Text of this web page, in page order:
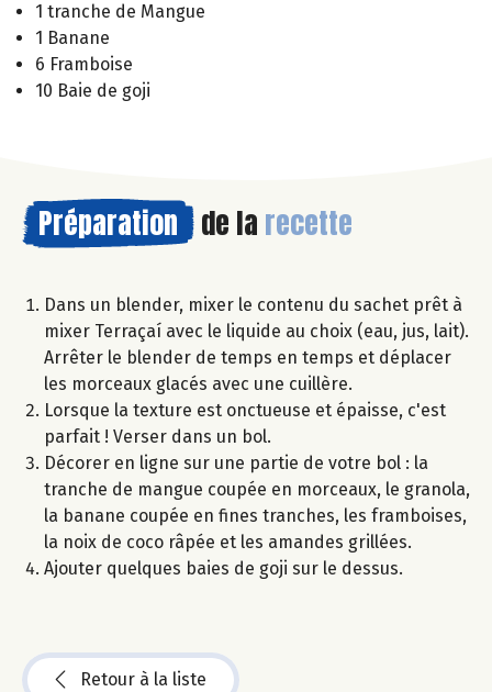
1 tranche de Mangue
1 Banane
6 Framboise
10 Baie de goji
Préparation de la recette
Dans un blender, mixer le contenu du sachet prêt à
mixer Terraçaí avec le liquide au choix (eau, jus, lait).
Arrêter le blender de temps en temps et déplacer
les morceaux glacés avec une cuillère.
Lorsque la texture est onctueuse et épaisse, c'est
parfait ! Verser dans un bol.
Décorer en ligne sur une partie de votre bol : la
tranche de mangue coupée en morceaux, le granola,
la banane coupée en fines tranches, les framboises,
la noix de coco râpée et les amandes grillées.
Ajouter quelques baies de goji sur le dessus.
Retour à la liste